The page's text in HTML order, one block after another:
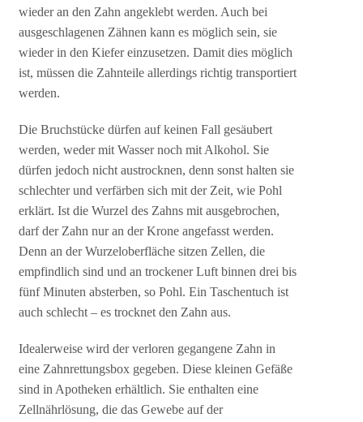
wieder an den Zahn angeklebt werden. Auch bei
ausgeschlagenen Zähnen kann es möglich sein, sie
wieder in den Kiefer einzusetzen. Damit dies möglich
ist, müssen die Zahnteile allerdings richtig transportiert
werden.
Die Bruchstücke dürfen auf keinen Fall gesäubert
werden, weder mit Wasser noch mit Alkohol. Sie
dürfen jedoch nicht austrocknen, denn sonst halten sie
schlechter und verfärben sich mit der Zeit, wie Pohl
erklärt. Ist die Wurzel des Zahns mit ausgebrochen,
darf der Zahn nur an der Krone angefasst werden.
Denn an der Wurzeloberfläche sitzen Zellen, die
empfindlich sind und an trockener Luft binnen drei bis
fünf Minuten absterben, so Pohl. Ein Taschentuch ist
auch schlecht – es trocknet den Zahn aus.
Idealerweise wird der verloren gegangene Zahn in
eine Zahnrettungsbox gegeben. Diese kleinen Gefäße
sind in Apotheken erhältlich. Sie enthalten eine
Zellnährlösung, die das Gewebe auf der